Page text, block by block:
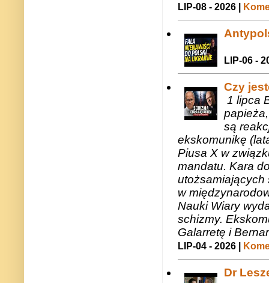
LIP-08 - 2026 |
LIP-06 -
Czy
1 lipca
są
ekskomunikę
Piusa X w
mandatu. Kara
utożsamiających
w
Nauki Wiary
schizmy.
Galarretę i
LIP-04 - 2026 |
Dr